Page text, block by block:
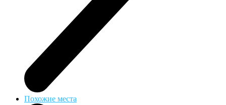
Похожие места